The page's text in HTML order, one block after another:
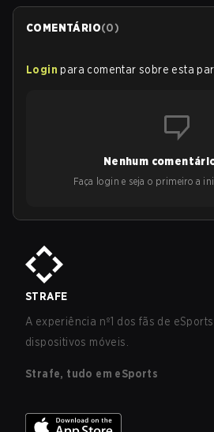
COMENTÁRIO(0)
Login para comentar sobre esta
Nenhum
Faça login e seja o primeiro a
STRAFE
A experiência nº1 dos fãs de
dispositivos móveis.
Strafe, tudo em eSports